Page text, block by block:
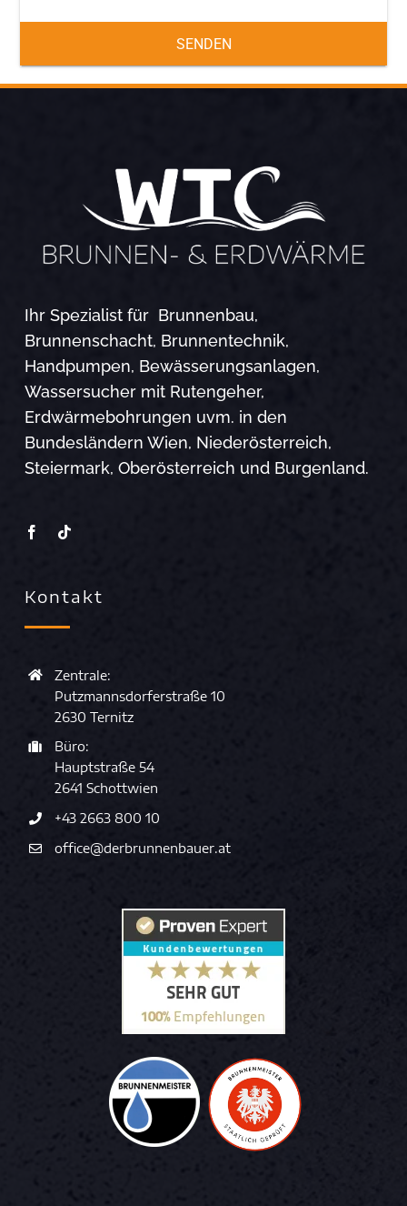
SENDEN
Ihr Spezialist für Brunnenbau,
Brunnenschacht, Brunnentechnik,
Handpumpen, Bewässerungsanlagen,
Wassersucher mit Rutengeher,
Erdwärmebohrungen uvm. in den
Bundesländern Wien, Niederösterreich,
Steiermark, Oberösterreich und Burgenland.
Kontakt
Zentrale:
Putzmannsdorferstraße 10
2630 Ternitz
Büro:
Hauptstraße 54
2641 Schottwien
+43 2663 800 10
office@derbrunnenbauer.at